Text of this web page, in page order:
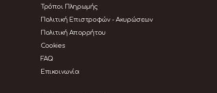
Τρόποι Πληρωμής
Πολιτική Επιστροφών - Ακυρώσεων
Πολιτική Απορρήτου
Cookies
FAQ
Επικοινωνία